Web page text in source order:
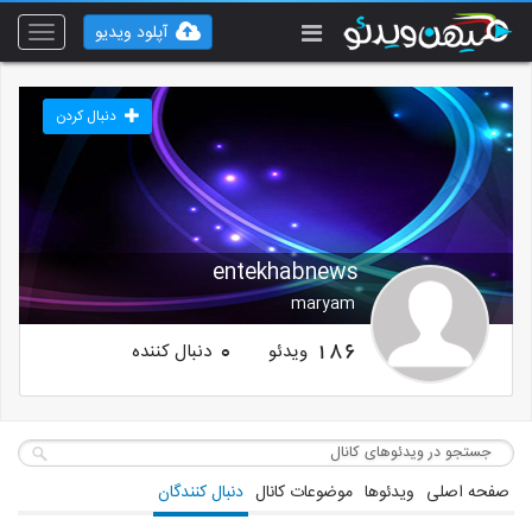
Toggle
آپلود ویدیو
entekhabnews
maryam
دنبال کردن
186 ویدئو 0 دنبال کننده
صفحه اصلی ویدئوها موضوعات کانال دنبال کنندگان